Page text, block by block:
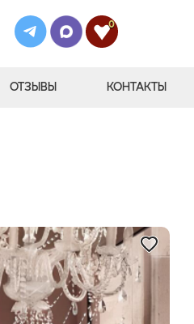
0
ОТЗЫВЫ КОНТАКТЫ